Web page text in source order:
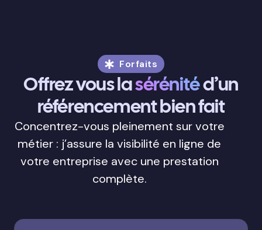
Forfaits
Offrez vous lasérénitéd’un
référencement bien fait
Concentrez-vous pleinement sur votre
métier : j’assure la visibilité en ligne de
votre entreprise avec une prestation
complète.